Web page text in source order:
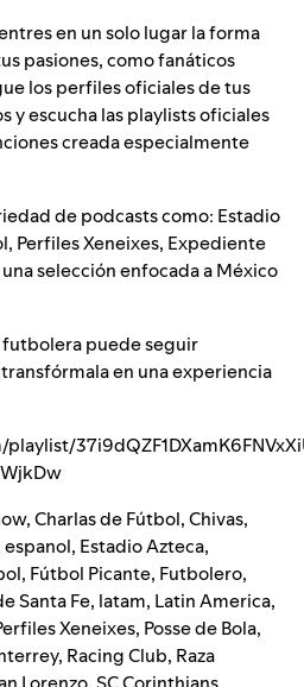
en un solo lugar la forma
pasiones, como fanáticos
los perfiles oficiales de tus
y escucha las playlists oficiales
creada especialmente
de podcasts como: Estadio
, Perfiles Xeneixes, Expediente
selección enfocada a México
futbolera puede seguir
en una experiencia
,Charlas de Fútbol,Chivas,
espanol, Estadio Azteca,
, Fútbol Picante, Futbolero,
Santa Fe, latam, Latin America,
Xeneixes, Posse de Bola,
, Racing Club, Raza